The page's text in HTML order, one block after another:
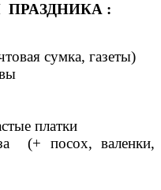
:
сумка, газеты)
платки
посох, валенки,